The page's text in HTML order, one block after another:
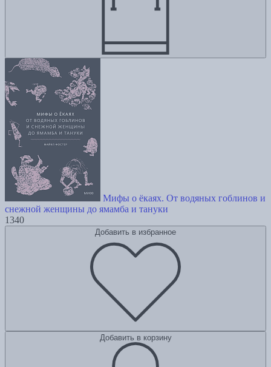
Мифы о ёкаях. От водяных гоблинов и
снежной женщины до ямамба и тануки
1340
Добавить в избранное
Добавить в корзину